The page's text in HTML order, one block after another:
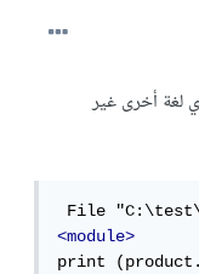
لغة أخرى غير
<module>
print